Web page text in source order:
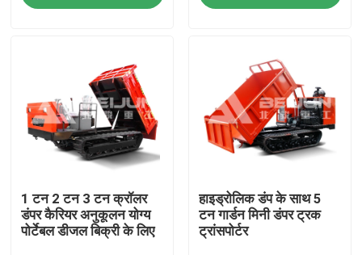
उत्पाद
हमारे बारे में
1 टन 2 टन 3 टन क्रॉलर
डंपर कैरियर अनुकूलन योग्य
पोर्टेबल डीजल बिक्री के लिए
हाइड्रोलिक डंप के साथ 5
टन गार्डन मिनी डंपर ट्रक
ट्रांसपोर्टर